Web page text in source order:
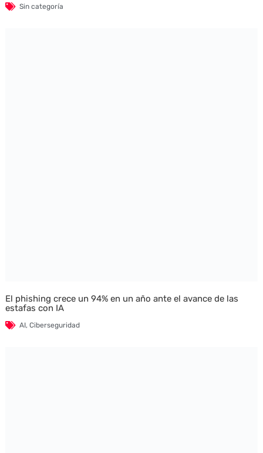
Sin categoría
El phishing crece un 94% en un año ante el avance de las
estafas con IA
AI, Ciberseguridad